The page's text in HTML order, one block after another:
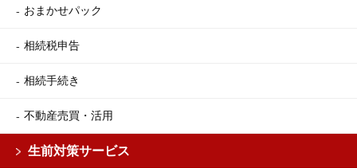
おまかせパック
相続税申告
相続手続き
不動産売買・活用
生前対策サービス